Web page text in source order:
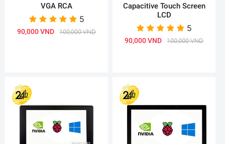
VGA RCA
5
90,000 VND 100,000 VND
Capacitive Touch Screen
LCD
5
90,000 VND 100,000 VND